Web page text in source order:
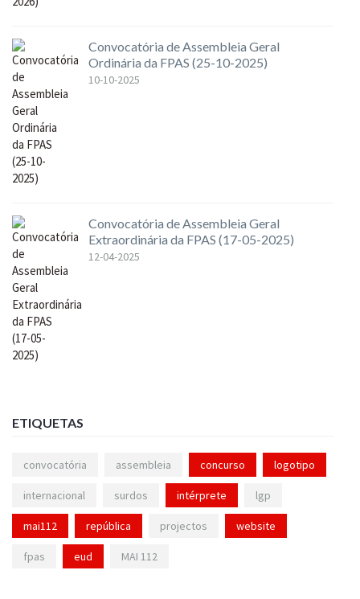
Convocatória de Assembleia Geral
Ordinária da FPAS (25-10-2025)
10-10-2025
Convocatória de Assembleia Geral
Extraordinária da FPAS (17-05-2025)
12-04-2025
ETIQUETAS
convocatória assembleia concurso logotipo
internacional surdos intérprete lgp
mai112 república projectos website
fpas eud MAI 112